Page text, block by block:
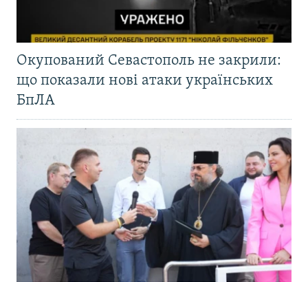
Окупований Севастополь не закрили:
що показали нові атаки українських
БпЛА